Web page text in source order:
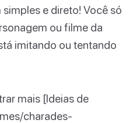
e direto! Você só
ou filme da
imitando ou tentando
mais [Ideias de
charades-